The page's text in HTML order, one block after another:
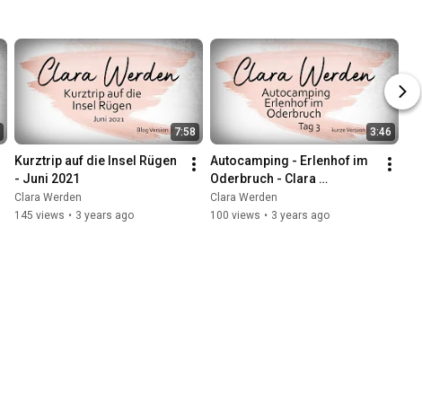
7:58
Kurztrip auf die Insel Rügen
- Juni 2021
Clara Werden
145 views • 3 years ago
3:46
Autocamping - Erlenhof im
Oderbruch - Clara
unterwegs - kurze Version
Clara Werden
100 views • 3 years ago